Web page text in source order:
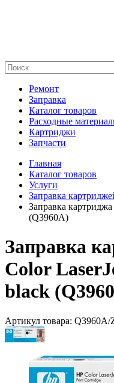
Ремонт
Заправка
Каталог товаров
Расходные
Картриджи
Запчасти
Главная
Каталог товаров
Услуги
Заправка
Заправка
(Q3960A)
Заправка
Color
black
Артикул товара: Q3960A/